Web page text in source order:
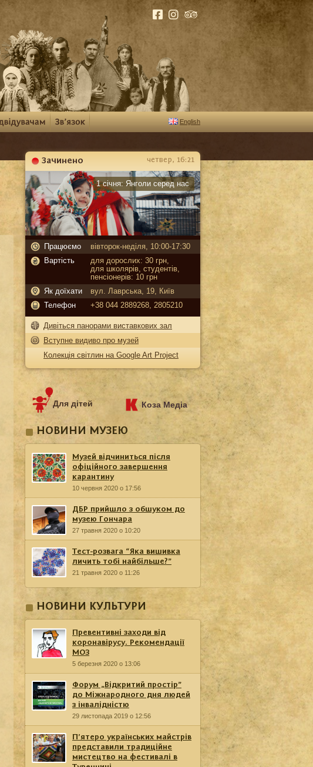
English
Зачинено
Карантин
четвер, 16:21
1 січня: Янголи серед нас
Працюємо
вівторок-неділя, 10:00-17:30
Вартість
для дорослих: 30 грн,
для школярів, студентів,
пенсіонерів: 10 грн
Як доїхати
вул. Лаврська, 19, Київ
Телефон
+38 044 2889268, 2805210
Дивіться панорами виставкових зал
Вступне видиво про музей
Колекція світлин на Google Art Project
Для дітей Коза Медіа
НОВИНИ МУЗЕЮ
Музей відчиниться після
офіційного завершення
карантину
10 червня 2020 о 17:56
ДБР прийшло з обшуком до
музею Гончара
27 травня 2020 о 10:20
Тест-розвага “Яка вишивка
личить тобі найбільше?”
21 травня 2020 о 11:26
НОВИНИ КУЛЬТУРИ
Превентивні заходи від
коронавірусу. Рекомендації
МОЗ
5 березня 2020 о 13:06
Форум „Відкритий простір”
до Міжнародного дня людей
з інвалідністю
29 листопада 2019 о 12:56
П’ятеро українських майстрів
представили традиційне
мистецтво на фестивалі в